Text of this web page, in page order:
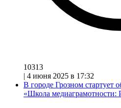
10313
| 4 июня 2025 в 17:32
В городе Грозном стартует
«Школа медиаграмотности: